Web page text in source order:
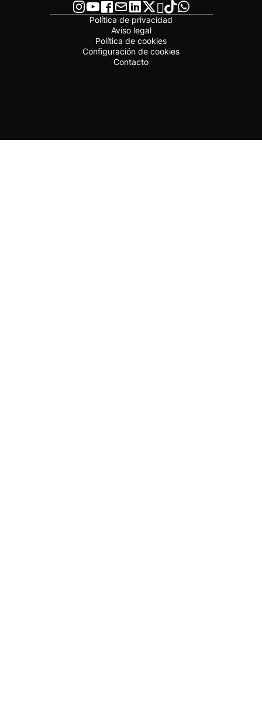
Política de privacidad
Aviso legal
Política de cookies
Configuración de cookies
Contacto